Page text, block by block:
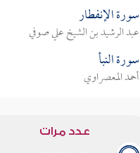
سورة الإنفطار
عبد الرشيد بن الشيخ علي صوفي
سورة النبأ
أحمد المعصراوي
عدد مرات